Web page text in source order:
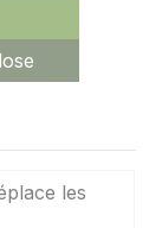
les